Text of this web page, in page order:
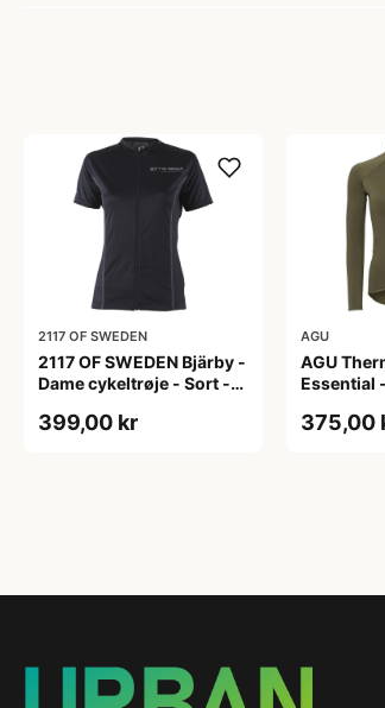
2117 OF SWEDEN
2117 OF SWEDEN Bjärby -
Dame cykeltrøje - Sort -
399,00 kr
AGU
AGU
Essential
375,00